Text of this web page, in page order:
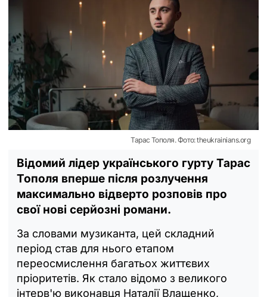
Тарас Тополя. Фото: theukrainians.org
Відомий лідер українського гурту Тарас
Тополя вперше після розлучення
максимально відверто розповів про
свої нові серйозні романи.
За словами музиканта, цей складний
період став для нього етапом
переосмислення багатьох життєвих
пріоритетів. Як стало відомо з великого
інтерв'ю виконавця Наталії Влащенко,